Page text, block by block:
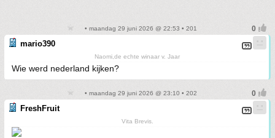
• maandag 29 juni 2026 @ 22:53 • 201
mario390
Naomi,de echte winaar v. Jaar
Wie werd nederland kijken?
• maandag 29 juni 2026 @ 23:10 • 202
FreshFruit
Vita Brevis.